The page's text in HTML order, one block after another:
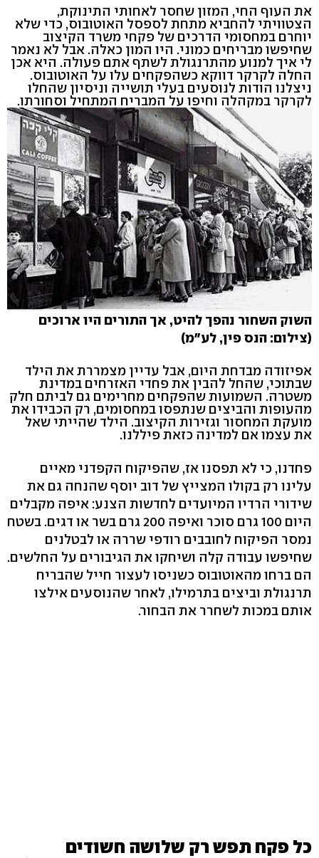
את העוף החי, המזון שחסר לאחותי התינוקת,
הצטוויתי להחביא מתחת לספסל האוטובוס, כדי שלא
יוחרם במחסומי הדרכים של פקחי משרד הקיצוב
שחיפשו מבריחים כמוני. היו המון כאלה. אבל לא נאמר
לי איך למנוע מהתרנגולת לשתף אתם פעולה. היא אכן
החלה לקרקר דווקא כשהפקחים עלו על האוטובוס.
ניצלנו הודות לנוסעים בעלי תושייה וניסיון שהחלו
לקרקר במקהלה וחיפו על המבריח המתחיל וסחורתו.
השוק השחור נהפך להיט, אך התורים היו ארוכים
(צילום: הנס פין, לע"מ)
אפיזודה מבדחת היום, אבל עדיין מצמררת את הילד
שבתוכי, שהחל להבין את פחדי האזרחים במדינת
משטרה. השמועות שהפקחים מחרימים גם לביתם חלק
מהעופות והביצים שנתפסו במחסומים, רק הכבידו את
מועקת המחסור וגזירות הקיצוב. הילד שהייתי שאל
את עצמו אם למדינה כזאת פיללנו.
פחדנו, כי לא תפסנו אז, שהפיקוח הקפדני מאיים
עלינו רק בקולו המצייץ של דוב יוסף שהנחה גם את
שידורי הרדיו המיועדים לחדשות הצנע: איפה מקבלים
היום 100 גרם סוכר ואיפה 200 גרם בשר או דגים. בשטח
נמסר הפיקוח לחובבים רודפי שררה או לבטלנים
שחיפשו עבודה קלה ושיחקו את הגיבורים על החלשים.
הם ברחו מהאוטובוס כשניסו לעצור חייל שהבריח
תרנגולת וביצים בתרמילו, לאחר שהנוסעים אילצו
אותם במכות לשחרר את הבחור.
כל פקח תפש רק שלושה חשודים